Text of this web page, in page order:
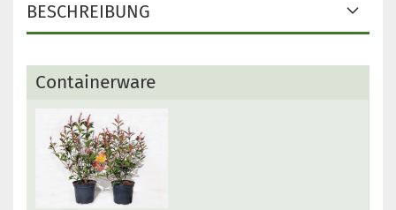
BESCHREIBUNG
Containerware